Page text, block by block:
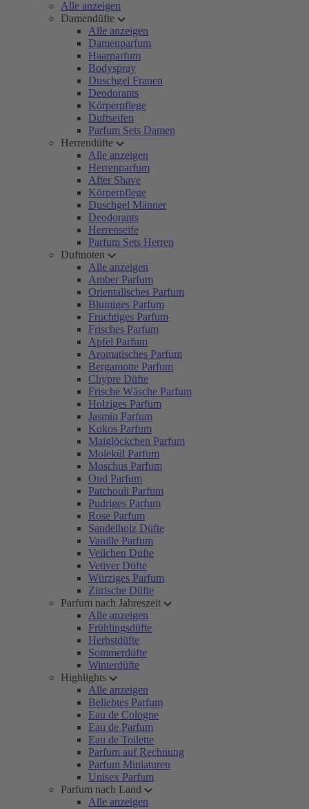
Alle anzeigen
Damendüfte
Alle anzeigen
Damenparfum
Haarparfum
Bodyspray
Duschgel Frauen
Deodorants
Körperpflege
Duftseifen
Parfum Sets Damen
Herrendüfte
Alle anzeigen
Herrenparfum
After Shave
Körperpflege
Duschgel Männer
Deodorants
Herrenseife
Parfum Sets Herren
Duftnoten
Alle anzeigen
Amber Parfum
Orientalisches Parfum
Blumiges Parfum
Fruchtiges Parfum
Frisches Parfum
Apfel Parfum
Aromatisches Parfum
Bergamotte Parfum
Chypre Düfte
Frische Wäsche Parfum
Holziges Parfum
Jasmin Parfum
Kokos Parfum
Maiglöckchen Parfum
Molekül Parfum
Moschus Parfum
Oud Parfum
Patchouli Parfum
Pudriges Parfum
Rose Parfum
Sandelholz Düfte
Vanille Parfum
Veilchen Düfte
Vetiver Düfte
Würziges Parfum
Zitrische Düfte
Parfum nach Jahreszeit
Alle anzeigen
Frühlingsdüfte
Herbstdüfte
Sommerdüfte
Winterdüfte
Highlights
Alle anzeigen
Beliebtes Parfum
Eau de Cologne
Eau de Parfum
Eau de Toilette
Parfum auf Rechnung
Parfum Miniaturen
Unisex Parfum
Parfum nach Land
Alle anzeigen